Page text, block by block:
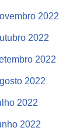
2022
2022
2022
2022
2022
2022